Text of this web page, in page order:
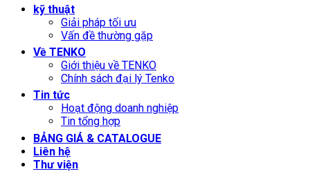
kỹ thuật
Giải pháp tối ưu
Vấn đề thường gặp
Về TENKO
Giới thiệu về TENKO
Chính sách đại lý Tenko
Tin tức
Hoạt động doanh nghiệp
Tin tổng hợp
BẢNG GIÁ & CATALOGUE
Liên hệ
Thư viện